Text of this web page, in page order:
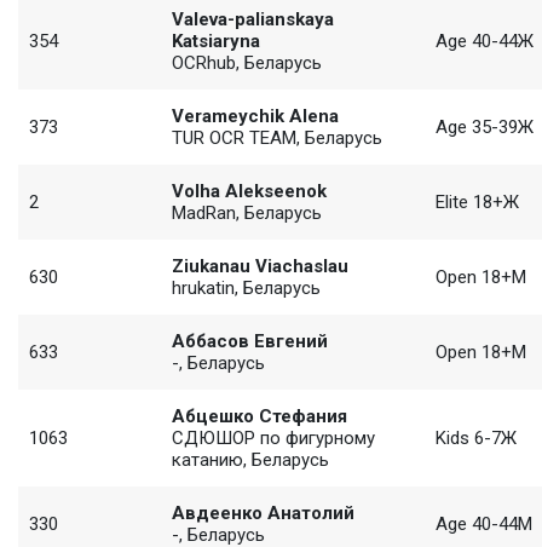
354
Valeva-palianskaya
Katsiaryna
OCRhub, Беларусь
Age 40-44Ж
373
Verameychik Alena
TUR OCR TEAM, Беларусь
Age 35-39Ж
2
Volha Alekseenok
MadRan, Беларусь
Elite 18+Ж
630
Ziukanau Viachaslau
hrukatin, Беларусь
Open 18+М
633
Аббасов Евгений
-, Беларусь
Open 18+М
1063
Абцешко Стефания
СДЮШОР по фигурному
катанию, Беларусь
Kids 6-7Ж
330
Авдеенко Анатолий
-, Беларусь
Age 40-44М